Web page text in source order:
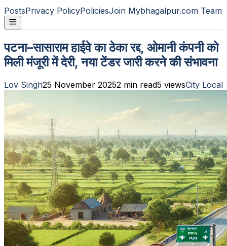
PostsPrivacy PolicyPoliciesJoin Mybhagalpur.com Team
पटना–सासाराम हाईवे का ठेका रद्द, ओमानी कंपनी को
मिली मंजूरी में देरी, नया टेंडर जारी करने की संभावना
Lov Singh25 November 20252 min read5 viewsCity Local